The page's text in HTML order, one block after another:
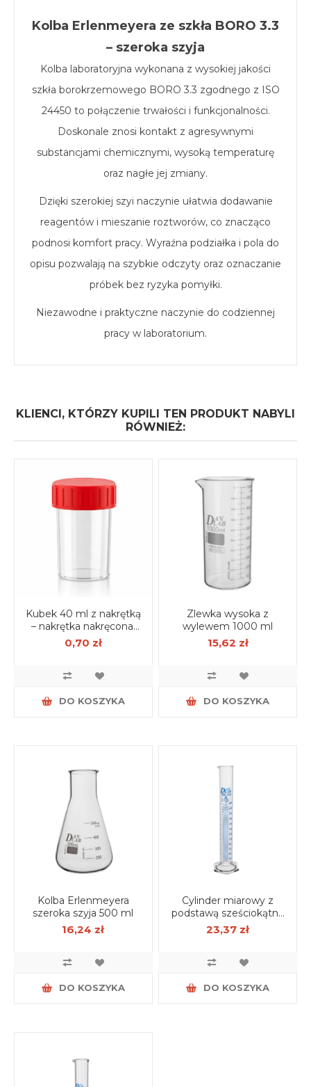
Kolba Erlenmeyera ze szkła BORO 3.3
– szeroka szyja
Kolba laboratoryjna wykonana z wysokiej jakości
szkła borokrzemowego BORO 3.3 zgodnego z ISO
24450 to połączenie trwałości i funkcjonalności.
Doskonale znosi kontakt z agresywnymi
substancjami chemicznymi, wysoką temperaturę
oraz nagłe jej zmiany.
Dzięki szerokiej szyi naczynie ułatwia dodawanie
reagentów i mieszanie roztworów, co znacząco
podnosi komfort pracy. Wyraźna podziałka i pola do
opisu pozwalają na szybkie odczyty oraz oznaczanie
próbek bez ryzyka pomyłki.
Niezawodne i praktyczne naczynie do codziennej
pracy w laboratorium.
KLIENCI, KTÓRZY KUPILI TEN PRODUKT NABYLI
RÓWNIEŻ:
Kubek 40 ml z nakrętką
– nakrętka nakręcona,
sterylny PROSTY, nr
kat.: PC122PPI/40
0,70 zł
DO KOSZYKA
Zlewka wysoka z
wylewem 1000 ml
15,62 zł
DO KOSZYKA
Kolba Erlenmeyera
szeroka szyja 500 ml
16,24 zł
DO KOSZYKA
Cylinder miarowy z
podstawą sześciokątną
klasa B 250 ml
23,37 zł
DO KOSZYKA